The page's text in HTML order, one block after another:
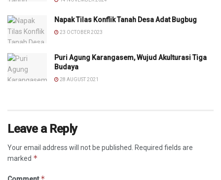
Napak Tilas Konflik Tanah Desa Adat Bugbug
23 OCTOBER 2023
Puri Agung Karangasem, Wujud Akulturasi Tiga
Budaya
28 AUGUST 2021
Leave a Reply
Your email address will not be published.
Required fields are
marked *